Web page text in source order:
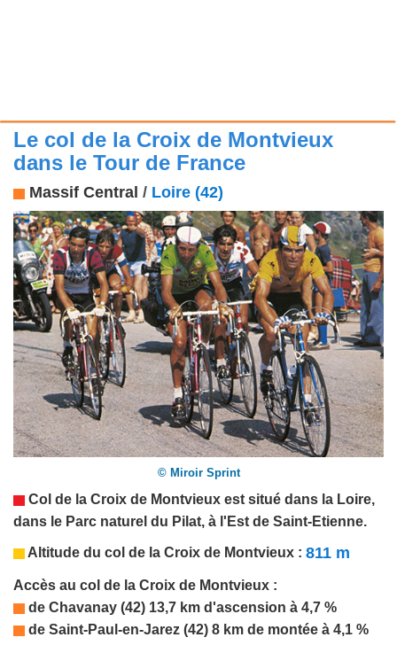
Le col de la Croix de Montvieux
dans le Tour de France
Massif Central / Loire (42)
© Miroir Sprint
Col de la Croix de Montvieux est situé dans la Loire,
dans le Parc naturel du Pilat, à l'Est de Saint-Etienne.
Altitude du col de la Croix de Montvieux : 811 m
Accès au col de la Croix de Montvieux :
de Chavanay (42) 13,7 km d'ascension à 4,7 %
de Saint-Paul-en-Jarez (42) 8 km de montée à 4,1 %